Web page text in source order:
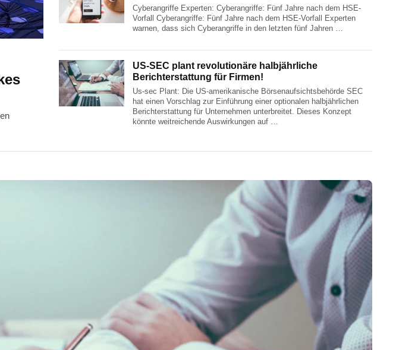
Cyberangriffe Experten: Cyberangriffe: Fünf Jahre nach dem HSE-
Vorfall Cyberangriffe: Fünf Jahre nach dem HSE-Vorfall Experten
warnen, dass sich Cyberangriffe in den letzten fünf Jahren …
US-SEC plant revolutionäre halbjährliche
Berichterstattung für Firmen!
Us-sec Plant: Die US-amerikanische Börsenaufsichtsbehörde SEC
hat einen Vorschlag zur Einführung einer optionalen halbjährlichen
Berichterstattung für Unternehmen unterbreitet. Dieses Konzept
könnte weitreichende Auswirkungen auf …